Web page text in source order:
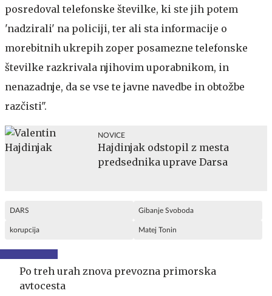
posredoval telefonske številke, ki ste jih potem
'nadzirali' na policiji, ter ali sta informacije o
morebitnih ukrepih zoper posamezne telefonske
številke razkrivala njihovim uporabnikom, in
nenazadnje, da se vse te javne navedbe in obtožbe
razčisti".
NOVICE
Hajdinjak odstopil z mesta
predsednika uprave Darsa
DARS Gibanje Svoboda
korupcija Matej Tonin
Po treh urah znova prevozna primorska
avtocesta